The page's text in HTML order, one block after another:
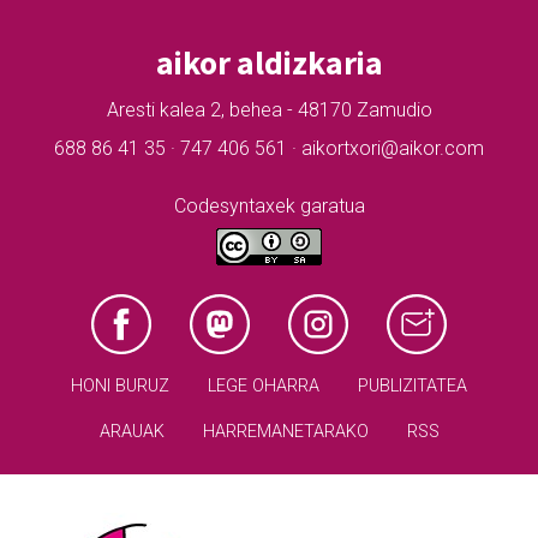
aikor aldizkaria
Aresti kalea 2, behea - 48170 Zamudio
688 86 41 35 · 747 406 561 · aikortxori@aikor.com
Codesyntaxek garatua
HONI BURUZ LEGE OHARRA PUBLIZITATEA
ARAUAK HARREMANETARAKO RSS